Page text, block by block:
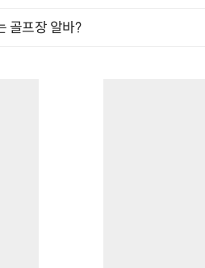
골프장 알바?